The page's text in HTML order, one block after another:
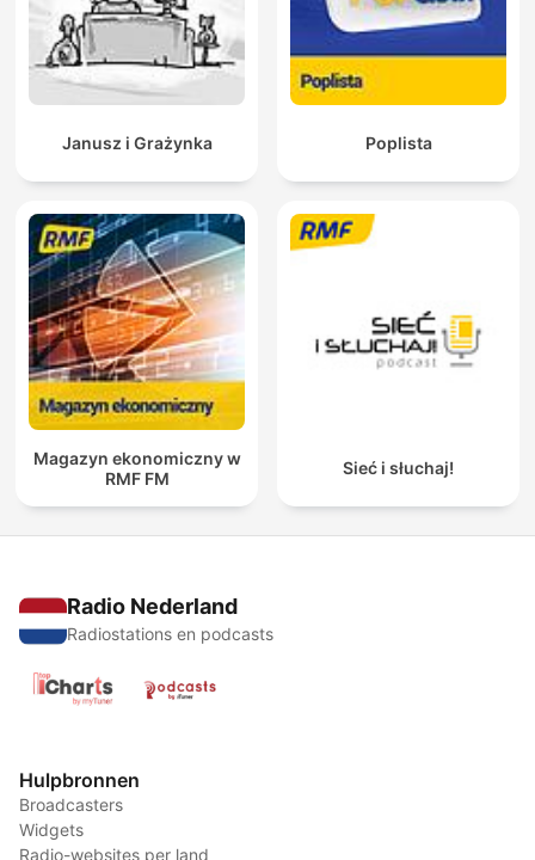
Janusz i Grażynka Poplista
Magazyn ekonomiczny w
RMF FM
Sieć i słuchaj!
Radio Nederland
Radiostations en podcasts
Hulpbronnen
Broadcasters
Widgets
Radio-websites per land